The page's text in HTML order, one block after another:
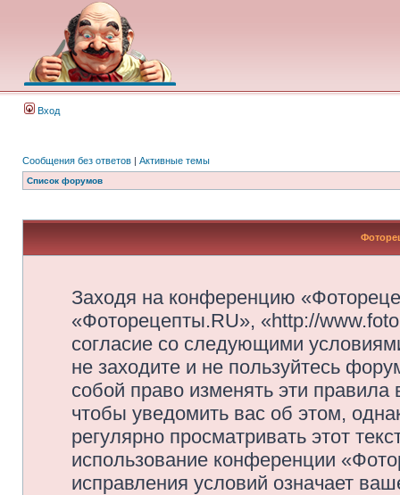
Вход
Сообщения без ответов | Активные темы
Список форумов
Заходя на конференцию
«Фоторецепты.RU», «http://
согласие со следующими
не заходите и не пользуйтесь
собой право изменять эти
чтобы уведомить вас об этом,
регулярно просматривать этот
использование конференции
исправления условий означает